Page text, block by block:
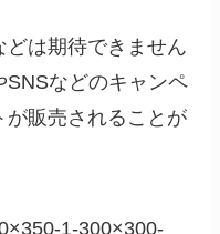
は期待できません
SNSなどのキャンペ
が販売されることが
1-300×300-